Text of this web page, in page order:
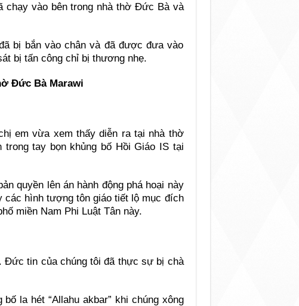
chạy vào bên trong nhà thờ Đức Bà và
bị bắn vào chân và đã được đưa vào
bị tấn công chỉ bị thương nhẹ.
Đức Bà Marawi
em vừa xem thấy diễn ra tại nhà thờ
tay bọn khủng bố Hồi Giáo IS tại
quyền lên án hành động phá hoại này
các hình tượng tôn giáo tiết lộ mục đích
miền Nam Phi Luật Tân này.
Đức tin của chúng tôi đã thực sự bị chà
la hét “Allahu akbar” khi chúng xông